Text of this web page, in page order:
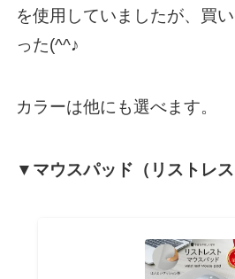
を使用していましたが、買
った(^^♪
カラーは他にも選べます。
▼マウスパッド（リストレス